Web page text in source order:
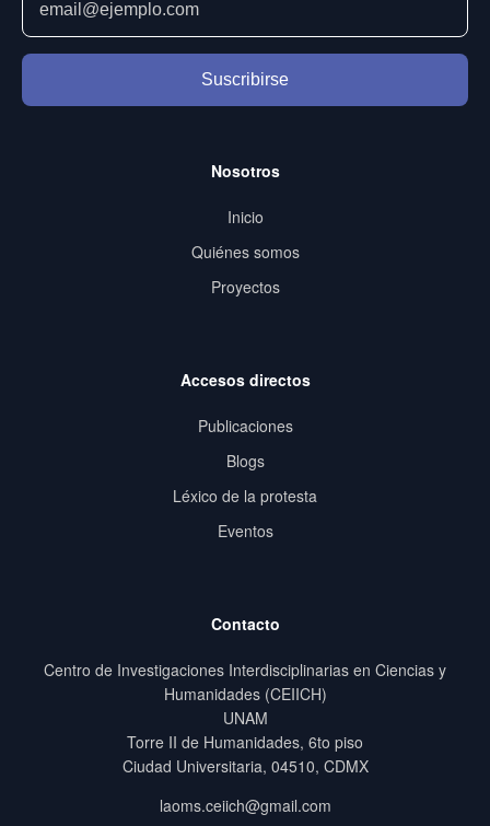
Suscribirse
Nosotros
Inicio
Quiénes somos
Proyectos
Accesos directos
Publicaciones
Blogs
Léxico de la protesta
Eventos
Contacto
Centro de Investigaciones Interdisciplinarias en Ciencias y
Humanidades (CEIICH)
UNAM
Torre II de Humanidades, 6to piso
Ciudad Universitaria, 04510, CDMX
laoms.ceiich@gmail.com